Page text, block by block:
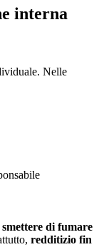
interna
Nelle
smettere di fumare
redditizio fin